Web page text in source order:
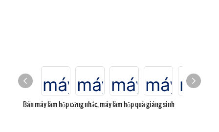
Bán máy làm hộp cứng nhắc, máy làm hộp quà giáng sinh